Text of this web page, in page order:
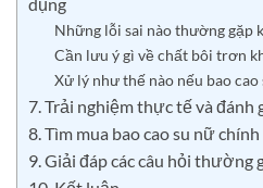
Những lỗi sai nào thường gặp
Cần lưu ý gì về chất bôi trơn
Xử lý như thế nào nếu bao
7. Trải nghiệm thực tế và đánh
8. Tìm mua bao cao su nữ
9. Giải đáp các câu hỏi thường